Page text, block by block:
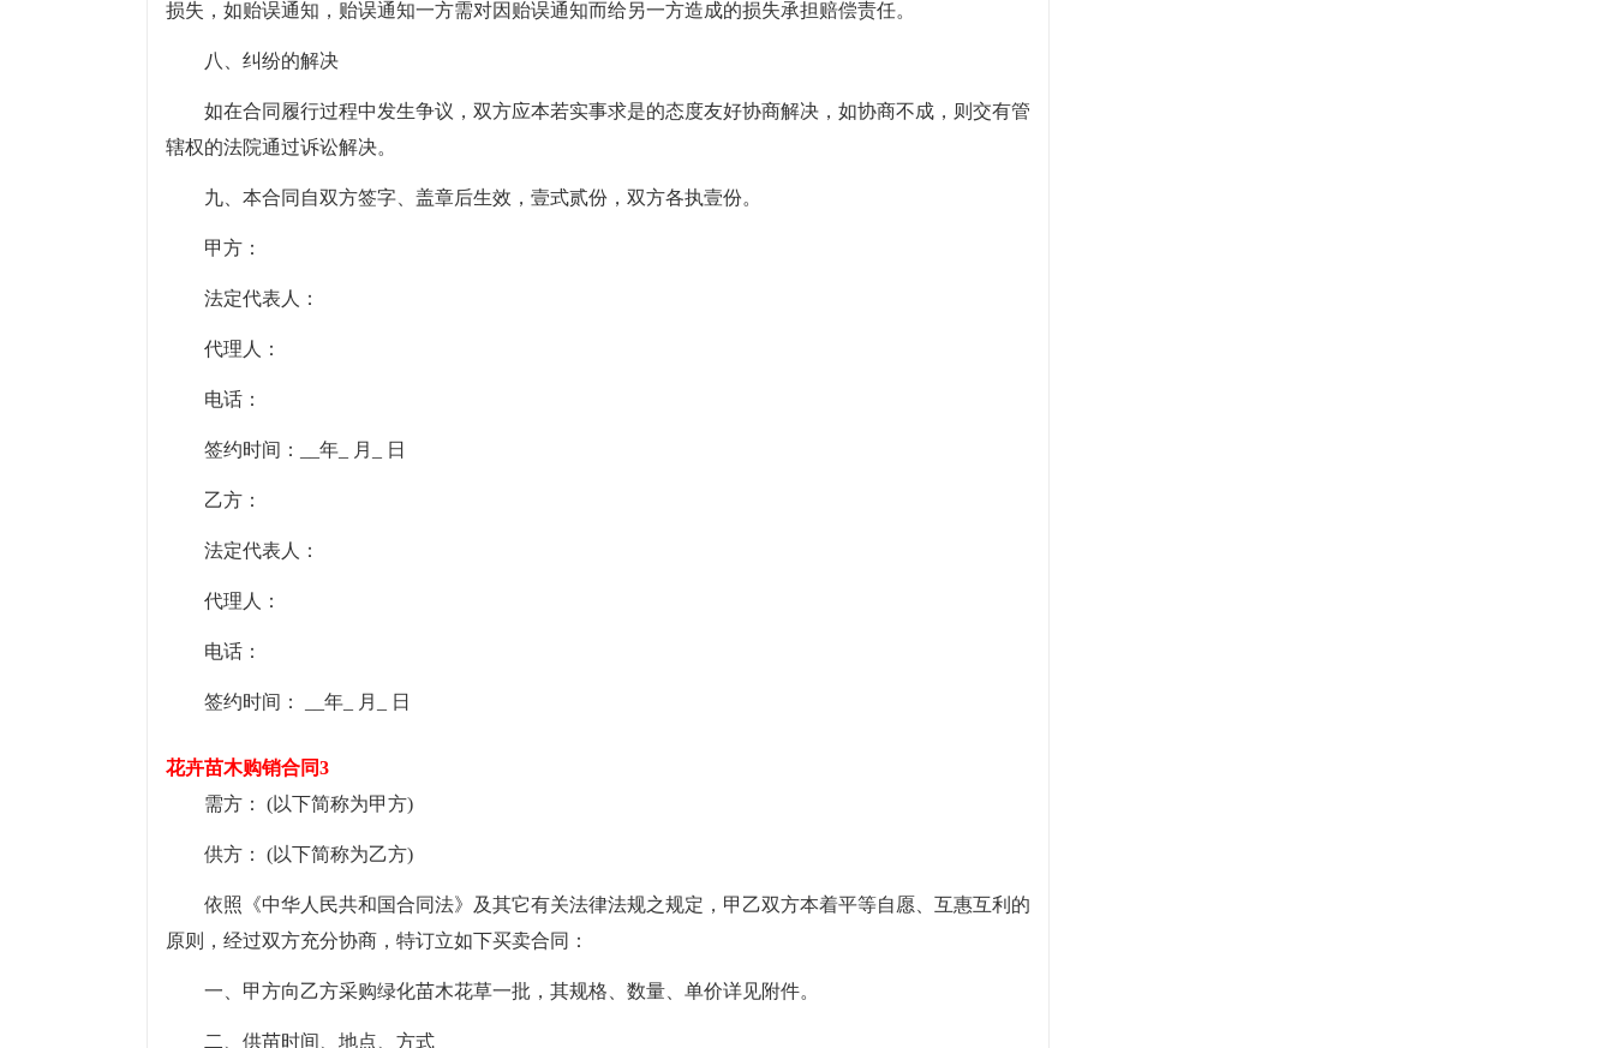
损失，如贻误通知，贻误通知一方需对因贻误通知而给另一方造成的损失承担赔偿责任。
八、纠纷的解决
如在合同履行过程中发生争议，双方应本若实事求是的态度友好协商解决，如协商不成，则交有管
辖权的法院通过诉讼解决。
九、本合同自双方签字、盖章后生效，壹式贰份，双方各执壹份。
甲方：
法定代表人：
代理人：
电话：
签约时间：__年_ 月_ 日
乙方：
法定代表人：
代理人：
电话：
签约时间： __年_ 月_ 日
花卉苗木购销合同3
需方： (以下简称为甲方)
供方： (以下简称为乙方)
依照《中华人民共和国合同法》及其它有关法律法规之规定，甲乙双方本着平等自愿、互惠互利的
原则，经过双方充分协商，特订立如下买卖合同：
一、甲方向乙方采购绿化苗木花草一批，其规格、数量、单价详见附件。
二、供苗时间、地点、方式